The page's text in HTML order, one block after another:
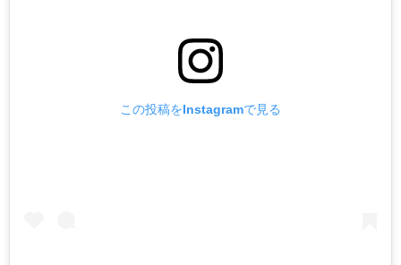
この投稿をInstagramで見る